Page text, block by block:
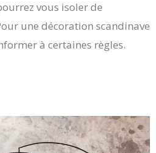
vous isoler de
une décoration scandinave
à certaines règles.